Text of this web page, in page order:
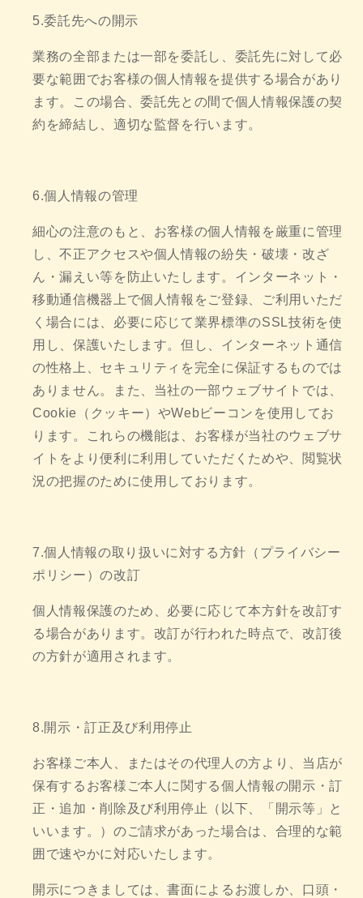
5.委託先への開示
業務の全部または一部を委託し、委託先に対して必
要な範囲でお客様の個人情報を提供する場合があり
ます。この場合、委託先との間で個人情報保護の契
約を締結し、適切な監督を行います。
6.個人情報の管理
細心の注意のもと、お客様の個人情報を厳重に管理
し、不正アクセスや個人情報の紛失・破壊・改ざ
ん・漏えい等を防止いたします。インターネット・
移動通信機器上で個人情報をご登録、ご利用いただ
く場合には、必要に応じて業界標準のSSL技術を使
用し、保護いたします。但し、インターネット通信
の性格上、セキュリティを完全に保証するものでは
ありません。また、当社の一部ウェブサイトでは、
Cookie（クッキー）やWebビーコンを使用してお
ります。これらの機能は、お客様が当社のウェブサ
イトをより便利に利用していただくためや、閲覧状
況の把握のために使用しております。
7.個人情報の取り扱いに対する方針（プライバシー
ポリシー）の改訂
個人情報保護のため、必要に応じて本方針を改訂す
る場合があります。改訂が行われた時点で、改訂後
の方針が適用されます。
8.開示・訂正及び利用停止
お客様ご本人、またはその代理人の方より、当店が
保有するお客様ご本人に関する個人情報の開示・訂
正・追加・削除及び利用停止（以下、「開示等」と
いいます。）のご請求があった場合は、合理的な範
囲で速やかに対応いたします。
開示につきましては、書面によるお渡しか、口頭・